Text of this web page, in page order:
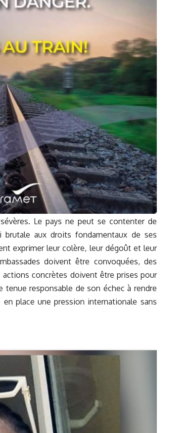
Le pays ne peut se contenter de
aux droits fondamentaux de ses
exprimer leur colère, leur dégoût et leur
doivent être convoquées, des
concrètes doivent être prises pour
tenue responsable de son échec à rendre
place une pression internationale sans